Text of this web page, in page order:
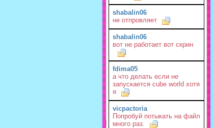
shabalin06
не отпровляет
shabalin06
вот не работает вот скрин
fdima05
а что делать если не
запускается cube world хотя
я
vicpactoria
Попробуй потыкать на файл
много раз.